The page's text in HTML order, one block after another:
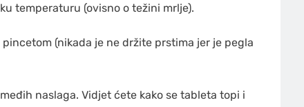
temperaturu (ovisno o težini mrlje).
(nikada je ne držite prstima jer je pegla
naslaga. Vidjet ćete kako se tableta topi i